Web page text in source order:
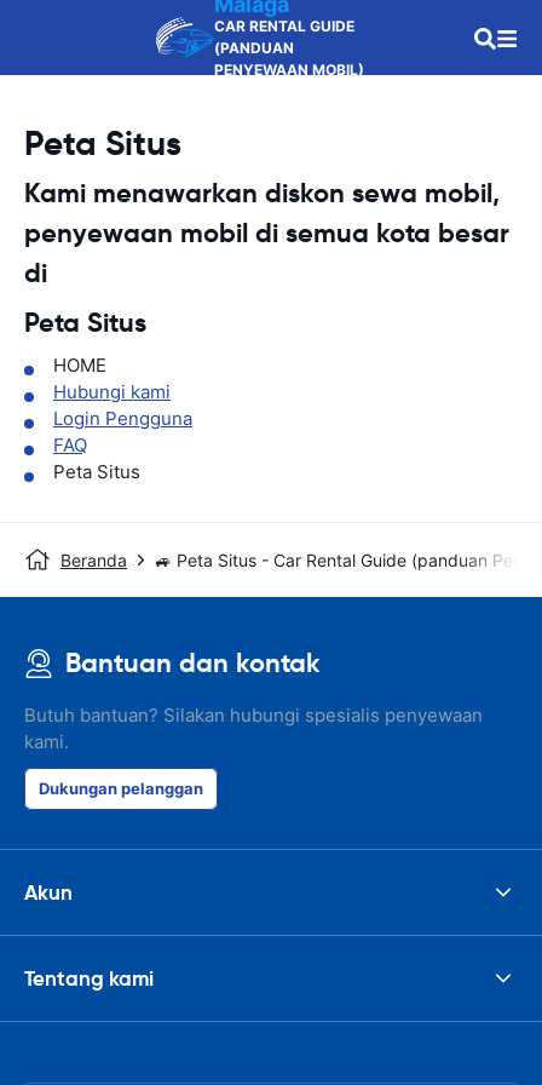
CAR RENTAL GUIDE
(PANDUAN
PENYEWAAN MOBIL)
Peta Situs
Kami menawarkan diskon sewa mobil,
penyewaan mobil di semua kota besar
di
Peta Situs
HOME
Hubungi kami
Login Pengguna
FAQ
Peta Situs
Beranda 🚙 Peta Situs - Car Rental Guide (panduan
Bantuan dan kontak
Butuh bantuan? Silakan hubungi spesialis penyewaan
kami.
Dukungan pelanggan
Akun
Tentang kami